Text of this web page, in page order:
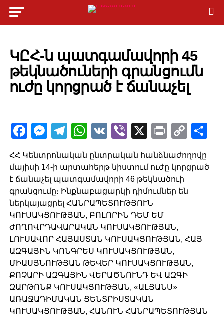
ԿԸՀ-ն պատգամավորի 45
թեկնածուների գրանցումն
ուժը կորցրած է ճանաչել
Facebook
Messenger
Telegram
WhatsApp
VKViber
X PrintCopy
Link
ՀՀ Կենտրոնական ընտրական հանձնաժողովը
մայիսի 14-ի արտահերթ նիստում ուժը կորցրած
է ճանաչել պատգամավորի 46 թեկնածուի
գրանցումը։ Ինքնաբացարկի դիմումներ են
ներկայացրել ՀԱՆՐԱՊԵՏՈՒԹՅՈՒՆ
ԿՈՒՍԱԿՑՈՒԹՅԱՆ, ԲՈԼՈՐԻՆ ԴԵՄ ԵՄ
ԺՈՂՈՎՐԴԱՎԱՐԱԿԱՆ ԿՈՒՍԱԿՑՈՒԹՅԱՆ,
ԼՈՒՍԱՎՈՐ ՀԱՅԱՍՏԱՆ ԿՈՒՍԱԿՑՈՒԹՅԱՆ, ՀԱՅ
ԱԶԳԱՅԻՆ ԿՈՆԳՐԵՍ ԿՈՒՍԱԿՑՈՒԹՅԱՆ,
ՄԻԱՍՅՆՈՒԹՅԱՆ ԹԵՎԵՐ ԿՈՒՍԱԿՑՈՒԹՅԱՆ,
ՔՈՉԱՐԻ ԱԶԳԱՅԻՆ ՎԵՐԱԾՆՈՒՆԴ ԵՎ ԱԶԳԻ
ԶԱՐԹՈՆՔ ԿՈՒՍԱԿՑՈՒԹՅԱՆ, «ԱԼՅԱՆՍ»
ԱՌԱՋԱԴԻՄԱԿԱՆ ՑԵՆՏՐԻՍՏԱԿԱՆ
ԿՈՒՍԱԿՑՈՒԹՅԱՆ, ՀԱՆՈՒՆ ՀԱՆՐԱՊԵՏՈՒԹՅԱՆ